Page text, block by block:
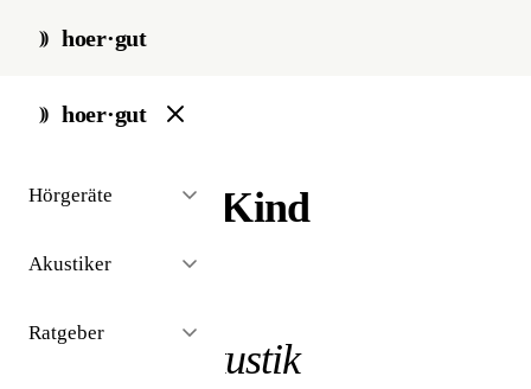
hoer·gut
hoer·gut
Hörgeräte
Akustiker
Ratgeber
start / akustiker-ketten /
Kind
Kind Hörakustik